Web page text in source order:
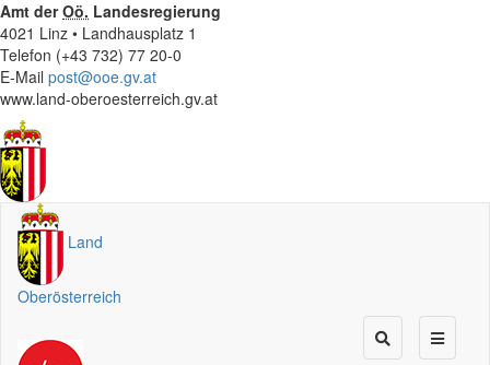
Amt derOö. Landesregierung
4021 Linz • Landhausplatz 1
Telefon (+43 732) 77 20-0
E-Mail post@ooe.gv.at
www.land-oberoesterreich.gv.at
Land
Oberösterreich